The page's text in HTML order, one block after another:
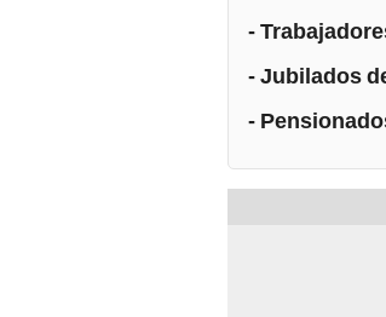
-
- Jubilados
-